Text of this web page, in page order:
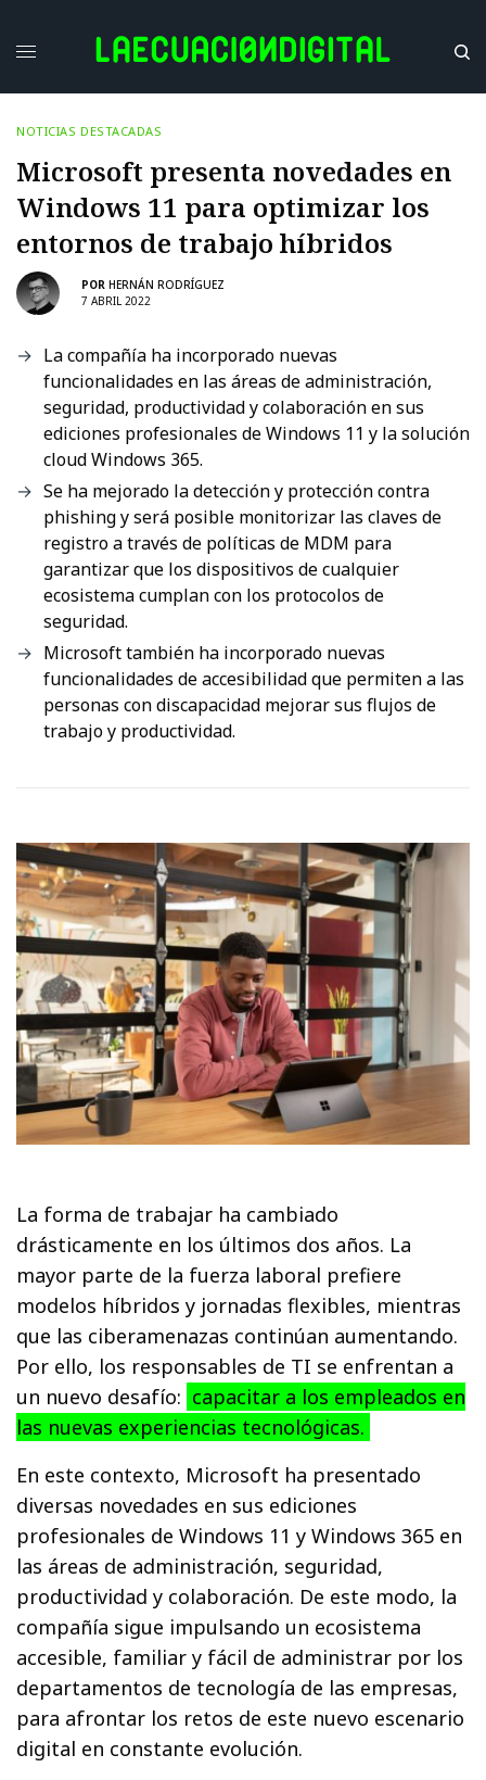
NOTICIAS DESTACADAS
Microsoft presenta novedades en
Windows 11 para optimizar los
entornos de trabajo híbridos
POR HERNÁN RODRÍGUEZ
7 ABRIL 2022
La compañía ha incorporado nuevas
funcionalidades en las áreas de administración,
seguridad, productividad y colaboración en sus
ediciones profesionales de Windows 11 y la solución
cloud Windows 365.
Se ha mejorado la detección y protección contra
phishing y será posible monitorizar las claves de
registro a través de políticas de MDM para
garantizar que los dispositivos de cualquier
ecosistema cumplan con los protocolos de
seguridad.
Microsoft también ha incorporado nuevas
funcionalidades de accesibilidad que permiten a las
personas con discapacidad mejorar sus flujos de
trabajo y productividad.
La forma de trabajar ha cambiado
drásticamente en los últimos dos años. La
mayor parte de la fuerza laboral prefiere
modelos híbridos y jornadas flexibles, mientras
que las ciberamenazas continúan aumentando.
Por ello, los responsables de TI se enfrentan a
un nuevo desafío: capacitar a los empleados en
las nuevas experiencias tecnológicas.
En este contexto, Microsoft ha presentado
diversas novedades en sus ediciones
profesionales de Windows 11 y Windows 365 en
las áreas de administración, seguridad,
productividad y colaboración. De este modo, la
compañía sigue impulsando un ecosistema
accesible, familiar y fácil de administrar por los
departamentos de tecnología de las empresas,
para afrontar los retos de este nuevo escenario
digital en constante evolución.